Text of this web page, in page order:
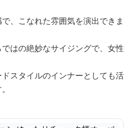
、こなれた雰囲気を演出できま
はの絶妙なサイジングで、女性
スタイルのインナーとしても活